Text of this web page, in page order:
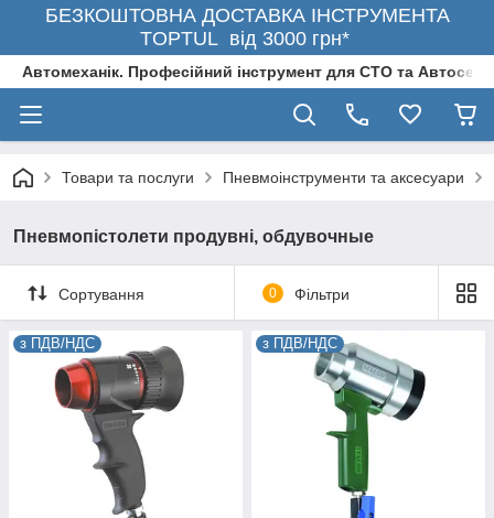
БЕЗКОШТОВНА ДОСТАВКА ІНСТРУМЕНТА
TOPTUL від 3000 грн*
Автомеханік. Професійний інструмент для СТО та
Товари та послуги Пневмоінструменти та аксесуари
Пневмопістолети продувні, обдувочные
Сортування 0 Фільтри
з ПДВ/НДС з ПДВ/НДС